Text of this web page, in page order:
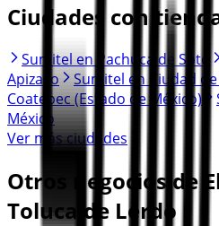
Ciudades con
Sumitel en Pachuca de Soto
Apizaco
Sumitel en Ciudad
Coatepec (Estado de México)
México
Ver más ciudades
Otros negocios de
Toluca de Lerdo